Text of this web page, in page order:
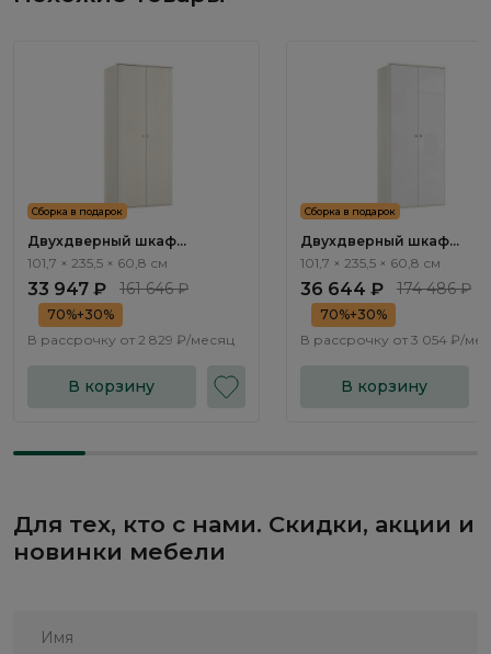
Сборка в подарок
Двухдверный шкаф
Элеганте / Elegante LE5456.1
101,7 × 235,5 × 60,8 см
33 947 ₽ 161 646 ₽
70%+30%
В рассрочку от 2 829 ₽/месяц
В корзину
Сборка в подарок
Двухдверный шкаф
Элеганте / Elegante
101,7 × 235,5 × 60,8 см
36 644 ₽ 174 486 ₽
70%+30%
В рассрочку от 3 054 ₽/
В корзину
Для тех, кто с нами. Скидки, акции и
новинки мебели